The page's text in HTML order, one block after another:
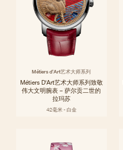
Métiers d'Art艺术大师系列
Métiers D'Art艺术大师系列致敬
伟大文明腕表 – 萨尔贡二世的
拉玛苏
42毫米 - 白金